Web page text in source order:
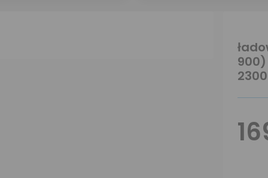
900)